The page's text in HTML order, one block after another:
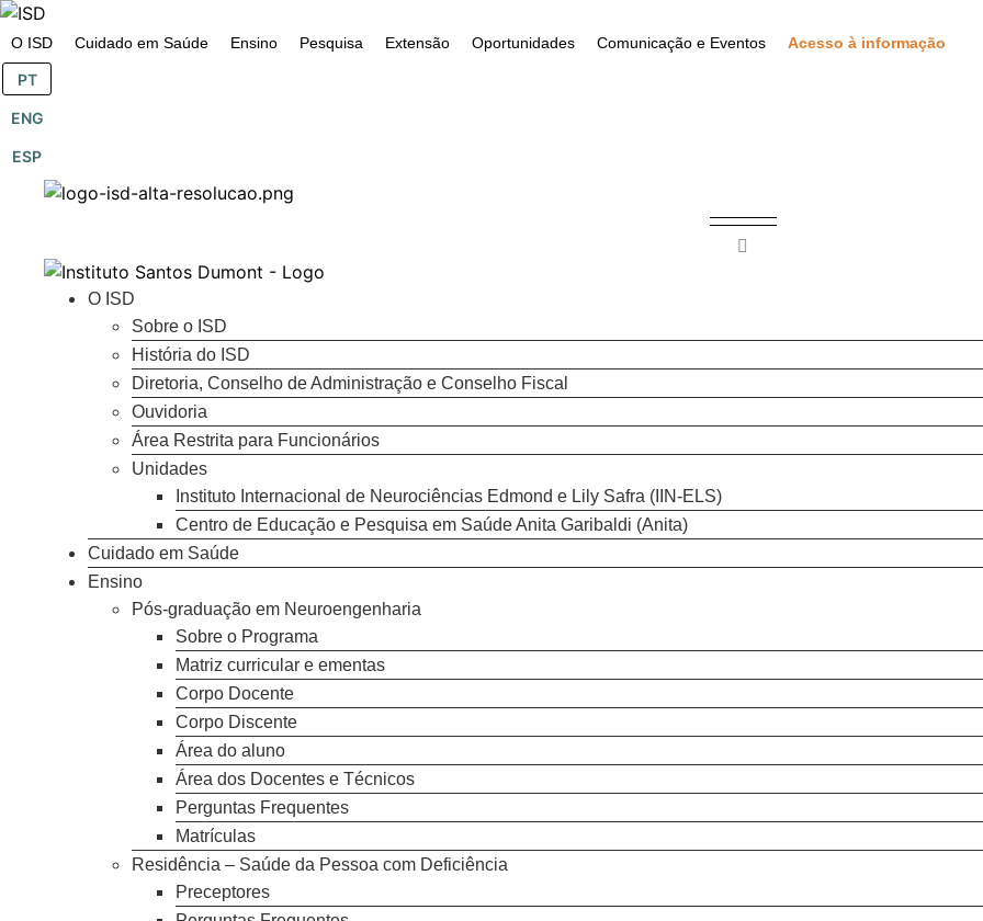
conteúdo
O ISD Cuidado em Saúde Ensino Pesquisa Extensão Oportunidades Comunicação e Eventos Acesso à informação
PT
ENG
ESP
O ISD
Sobre o ISD
História do ISD
Diretoria, Conselho de Administração e Conselho Fiscal
Ouvidoria
Área Restrita para Funcionários
Unidades
Instituto Internacional de Neurociências Edmond e Lily Safra (IIN-ELS)
Centro de Educação e Pesquisa em Saúde Anita Garibaldi (Anita)
Cuidado em Saúde
Ensino
Pós-graduação em Neuroengenharia
Sobre o Programa
Matriz curricular e ementas
Corpo Docente
Corpo Discente
Área do aluno
Área dos Docentes e Técnicos
Perguntas Frequentes
Matrículas
Residência – Saúde da Pessoa com Deficiência
Preceptores